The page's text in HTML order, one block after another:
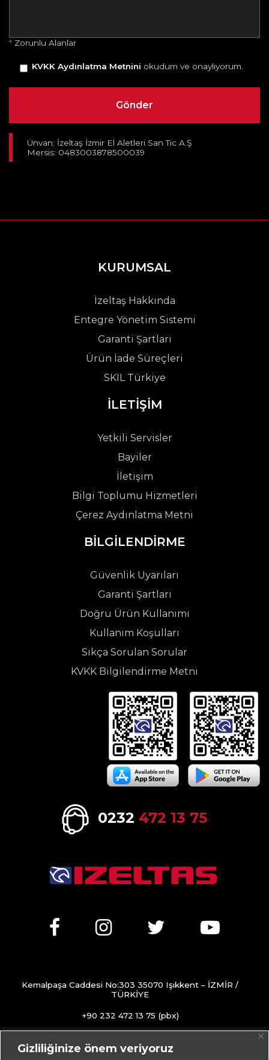
Gizliliğinize önem veriyoruz
* Zorunlu Alanlar
KVKK Aydınlatma Metnini okudum ve onaylıyorum.
Ünvan: İzeltaş İzmir El Aletleri San Tic A.Ş
Mersis: 0483003878500039
KURUMSAL
İzeltaş Hakkında
Entegre Yönetim Sistemi
Garanti Şartları
Ürün İade Süreçleri
SKIL Türkiye
İLETİŞİM
Yetkili Servisler
Bayiler
İletişim
Bilgi Toplumu Hizmetleri
Çerez Aydınlatma Metni
BİLGİLENDİRME
Güvenlik Uyarıları
Garanti Şartları
Doğru Ürün Kullanımı
Kullanım Koşulları
Sıkça Sorulan Sorular
KVKK Bilgilendirme Metni
0232 472 13 75
Kemalpaşa Caddesi No:303 35070 Işıkkent – İZMİR /
TÜRKİYE
+90 232 472 13 75 (pbx)
info@izeltas.com.tr